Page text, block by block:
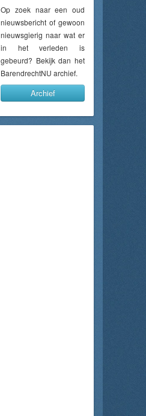
Op zoek naar een oud
nieuwsbericht of gewoon
nieuwsgierig naar wat er
in het verleden is
gebeurd? Bekijk dan het
BarendrechtNU archief.
Archief